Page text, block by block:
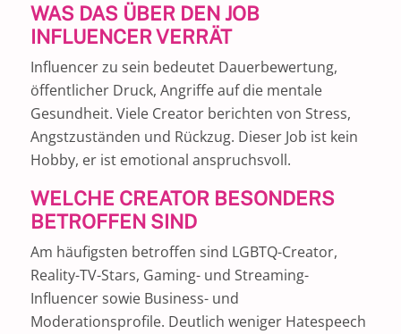
WAS DAS ÜBER DEN JOB
INFLUENCER VERRÄT
Influencer zu sein bedeutet Dauerbewertung,
öffentlicher Druck, Angriffe auf die mentale
Gesundheit. Viele Creator berichten von Stress,
Angstzuständen und Rückzug. Dieser Job ist kein
Hobby, er ist emotional anspruchsvoll.
WELCHE CREATOR BESONDERS
BETROFFEN SIND
Am häufigsten betroffen sind LGBTQ-Creator,
Reality-TV-Stars, Gaming- und Streaming-
Influencer sowie Business- und
Moderationsprofile. Deutlich weniger Hatespeech